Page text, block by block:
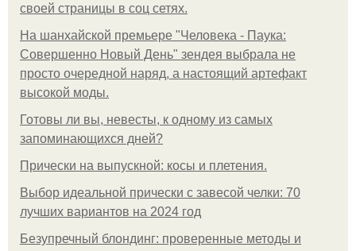
своей страницы в соц сетях.
На шанхайской премьере "Человека - Паука:
Совершенно Новый День" зендея выбрала не
просто очередной наряд, а настоящий артефакт
высокой моды.
Готовы ли вы, невесты, к одному из самых
запоминающихся дней?
Прически на выпускной: косы и плетения.
Выбор идеальной прически с завесой челки: 70
лучших вариантов на 2024 год
Безупречный блондинг: проверенные методы и